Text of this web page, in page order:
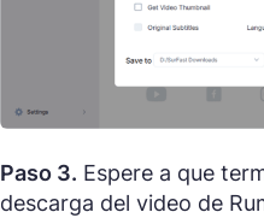
Paso 3. Espere a que
descarga del video de